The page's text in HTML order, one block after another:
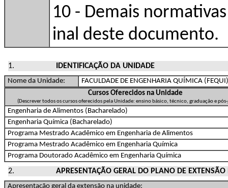
10 - Demais
inal deste documento.
IDENTIFICAÇÃO DA UNIDADE
Nome da Unidade:
FACULDADE DE ENGENHARIA QUÍMICA (FEQUI)
Cursos Oferecidos na Unidade
(Descrever todos os cursos oferecidos pela Unidade: ensino básico, técnico, graduação e
Engenharia de Alimentos (Bacharelado)
Engenharia Química (Bacharelado)
Programa Mestrado Acadêmico em Engenharia de Alimentos
Programa Mestrado Acadêmico em Engenharia Química
Programa Doutorado Acadêmico em Engenharia Química
APRESENTAÇÃO GERAL DO PLANO DE
Apresentação geral da extensão na unidade: